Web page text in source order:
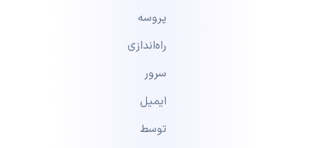
پروسه
راه‌اندازی
سرور
ایمیل
توسط